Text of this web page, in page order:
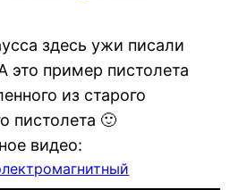
здесь ужи писали
это пример пистолета
из старого
пистолета 🙂
видео: